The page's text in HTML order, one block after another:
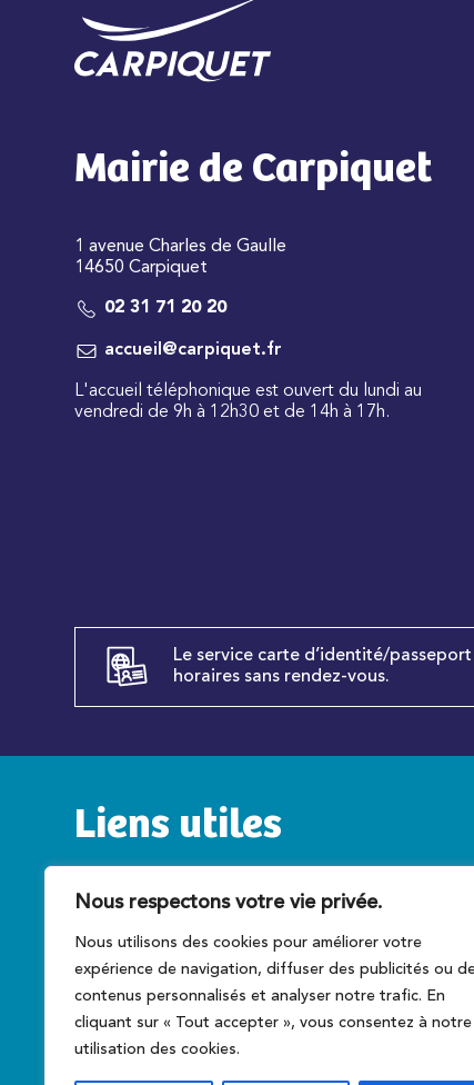
Nous respectons votre vie privée.
Nous utilisons des cookies pour améliorer votre
expérience de navigation, diffuser des publicités ou
contenus personnalisés et analyser notre trafic. En
cliquant sur « Tout accepter », vous consentez à notre
utilisation des cookies.
Mairie de Carpiquet
1 avenue Charles de Gaulle
14650 Carpiquet
02 31 71 20 20
accueil@carpiquet.fr
L'accueil téléphonique est ouvert du lundi au
vendredi de 9h à 12h30 et de 14h à 17h.
Le service carte d’identité/
horaires sans rendez-vous.
Liens utiles
Service public